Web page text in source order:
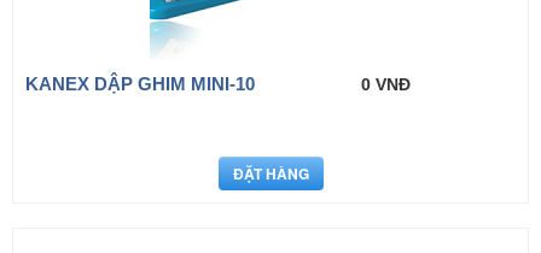
KANEX DẬP GHIM MINI-10 0 VNĐ